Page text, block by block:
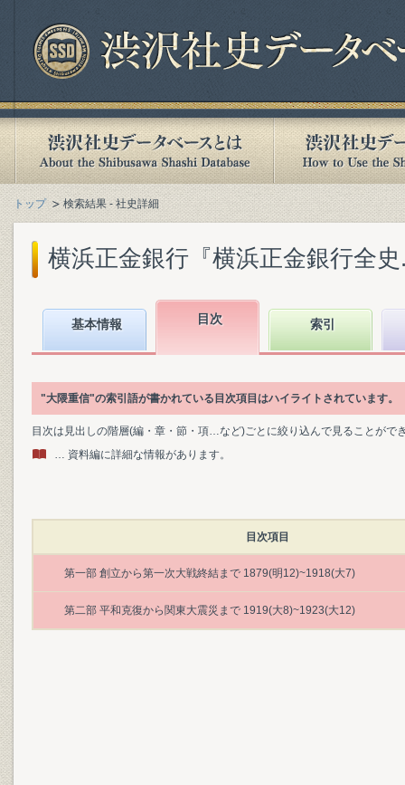
トップ 検索結果 - 社史詳細
横浜正金銀行『横浜正金銀行全
基本情報 目次 索引
"大隈重信"の索引語が書かれている目次項目はハイライトされています。
目次は見出しの階層(編・章・節・項…など)ごとに絞り込んで見ることがで
… 資料編に詳細な情報があります。
目次項目
第一部 創立から第一次大戦終結まで 1879(明12)~1918(大7)
第二部 平和克復から関東大震災まで 1919(大8)~1923(大12)